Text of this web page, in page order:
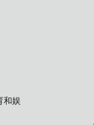
和娱